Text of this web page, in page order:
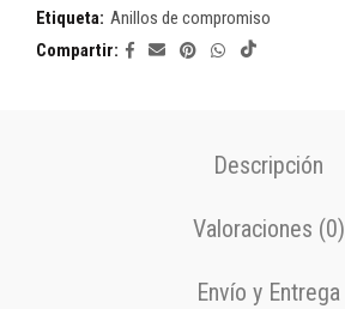
Etiqueta: Anillos de compromiso
Compartir
Descripción
Valoraciones (0)
Envío y Entrega